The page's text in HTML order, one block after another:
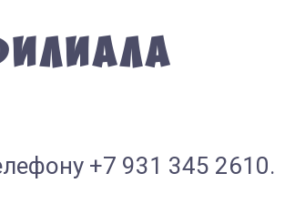
+7 931 345 2610.